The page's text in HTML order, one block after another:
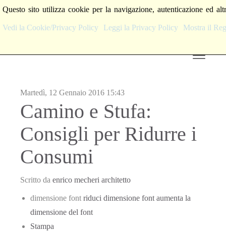
Martedì, 12 Gennaio 2016 15:43
Camino e Stufa:
Consigli per Ridurre i
Consumi
Scritto da enrico mecheri architetto
dimensione font riduci dimensione font aumenta la
dimensione del font
Stampa
Questo sito utilizza cookie per la navigazione, autenticazione ed
Vedi la Cookie/Privacy Policy Leggi la Privacy Policy Mostra il